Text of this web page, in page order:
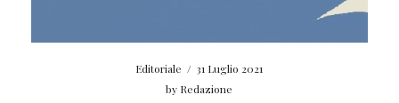
Editoriale / 31 Luglio 2021
by Redazione